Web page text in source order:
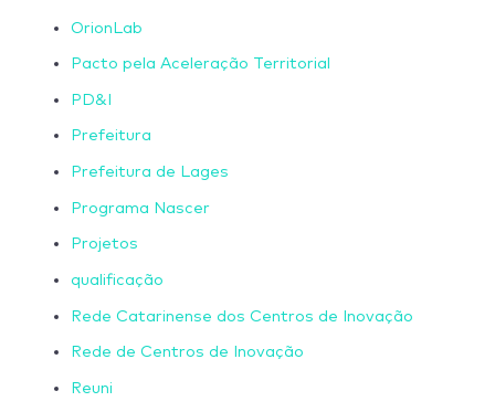
OrionLab
Pacto pela Aceleração Territorial
PD&I
Prefeitura
Prefeitura de Lages
Programa Nascer
Projetos
qualificação
Rede Catarinense dos Centros de Inovação
Rede de Centros de Inovação
Reuni